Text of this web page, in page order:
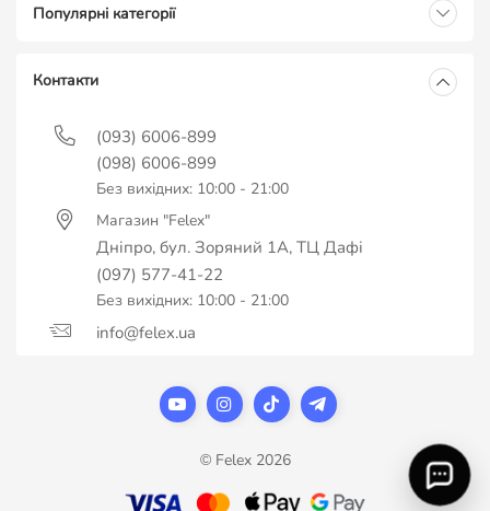
Популярні категорії
Контакти
(093) 6006-899
(098) 6006-899
Без вихідних: 10:00 - 21:00
Магазин "Felex"
Дніпро, бул. Зоряний 1А, ТЦ Дафі
(097) 577-41-22
Без вихідних: 10:00 - 21:00
info@felex.ua
© Felex 2026